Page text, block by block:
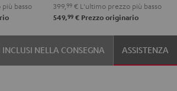
basso
Nero
399, 99 € L'ultimo prezzo più basso
549,99 € Prezzo originario
NELLA CONSEGNA ASSISTENZA